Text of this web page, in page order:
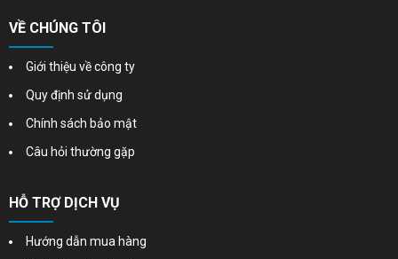
VỀ CHÚNG TÔI
Giới thiệu về công ty
Quy định sử dụng
Chính sách bảo mật
Câu hỏi thường gặp
HỖ TRỢ DỊCH VỤ
Hướng dẫn mua hàng